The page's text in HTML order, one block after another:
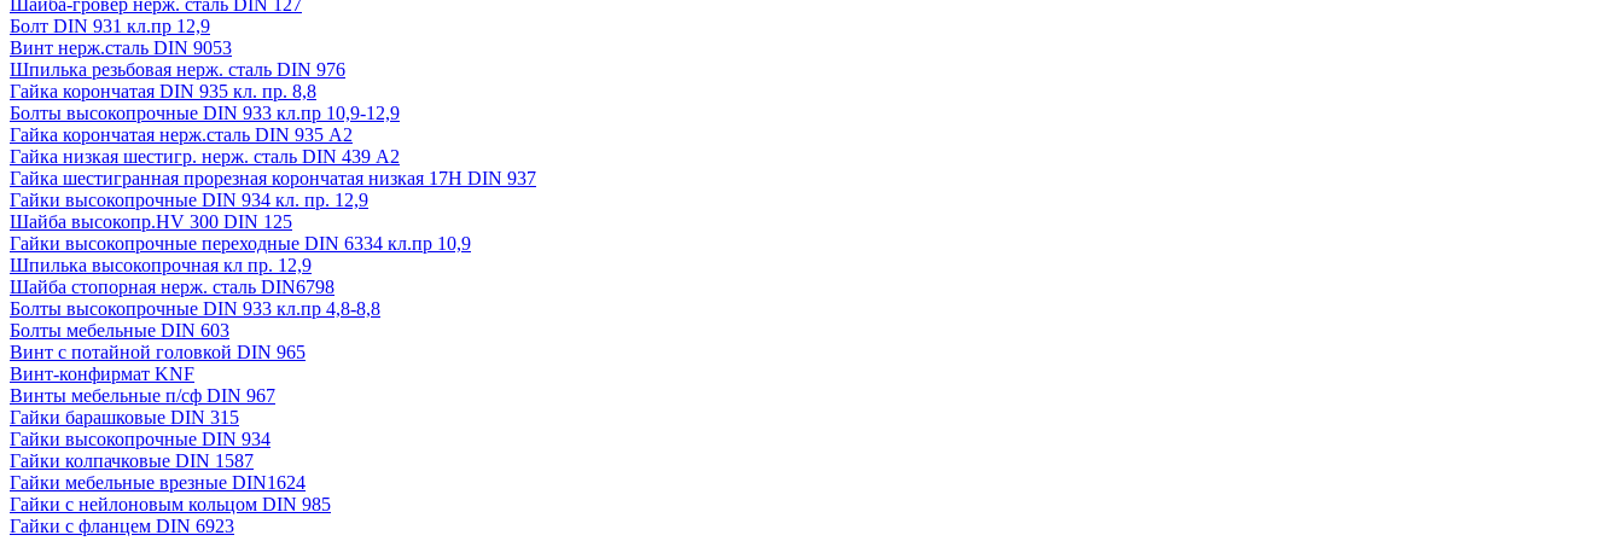
Шайба-гровер нерж. сталь DIN 127
Болт DIN 931 кл.пр 12,9
Винт нерж.сталь DIN 9053
Шпилька резьбовая нерж. сталь DIN 976
Гайка корончатая DIN 935 кл. пр. 8,8
Болты высокопрочные DIN 933 кл.пр 10,9-12,9
Гайка корончатая нерж.сталь DIN 935 А2
Гайка низкая шестигр. нерж. сталь DIN 439 А2
Гайка шестигранная прорезная корончатая низкая 17H DIN 937
Гайки высокопрочные DIN 934 кл. пр. 12,9
Шайба высокопр.HV 300 DIN 125
Гайки высокопрочные переходные DIN 6334 кл.пр 10,9
Шпилька высокопрочная кл пр. 12,9
Шайба стопорная нерж. сталь DIN6798
Болты высокопрочные DIN 933 кл.пр 4,8-8,8
Болты мебельные DIN 603
Винт с потайной головкой DIN 965
Винт-конфирмат KNF
Винты мебельные п/сф DIN 967
Гайки барашковые DIN 315
Гайки высокопрочные DIN 934
Гайки колпачковые DIN 1587
Гайки мебельные врезные DIN1624
Гайки с нейлоновым кольцом DIN 985
Гайки с фланцем DIN 6923